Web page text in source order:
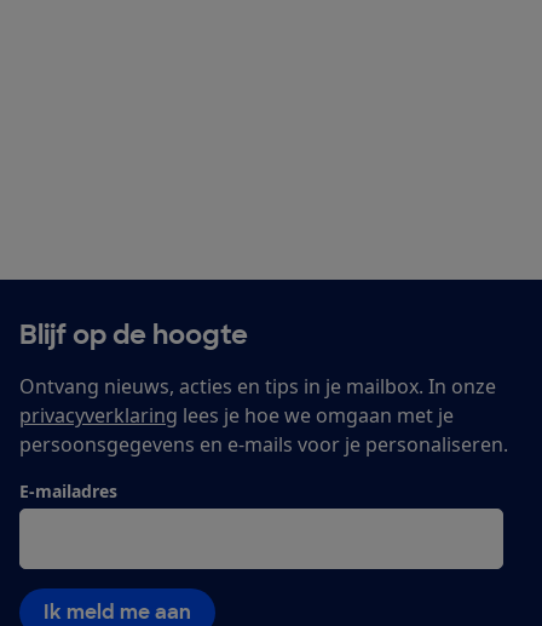
Blijf op de hoogte
Ontvang nieuws, acties en tips in je mailbox. In onze
privacyverklaring lees je hoe we omgaan met je
persoonsgegevens en e-mails voor je personaliseren.
E-mailadres
Ik meld me aan